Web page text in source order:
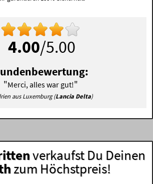
4.00/5.00
"Merci, alles war gut!"
aus Luxemburg (Lancia Delta)
verkaufst Du Deinen
zum Höchstpreis!